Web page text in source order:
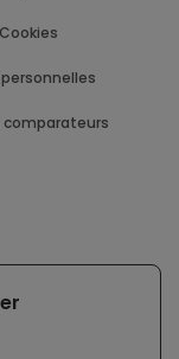
personnelles
comparateurs